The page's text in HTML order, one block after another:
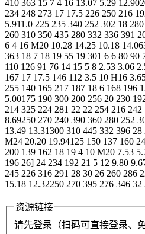
410 363 15 7 4 16 13.07 5.29
234 248 273 17 17.5 226 250 216
5.911.0 225 235 340 252 302 18
260 310 350 435 280 332 336 391
6 4 16 M20 10.28 14.25 10.18
363 18 7 18 19 55 19 301 6 6 80 90
110 126 91 76 14 15 5 8 2.53 3.06
167 17 17.5 146 112 3.5 10 H16
255 140 165 217 187 18 6 168 196
5.00175 190 300 200 256 20 230
214 325 224 281 22 22 254 216
8.69250 270 240 390 360 280 252
13.49 13.31300 310 445 332 396
M24 20.20 19.94125 150 137 160
200 139 162 18 19 4 10 M20 7.53
196 26] 24 234 192 21 5 12 9.80
245 226 316 291 28 30 26 260 286
15.18 12.32250 270 395 276 346
资源链接
请先登录（扫码可直接登录、免